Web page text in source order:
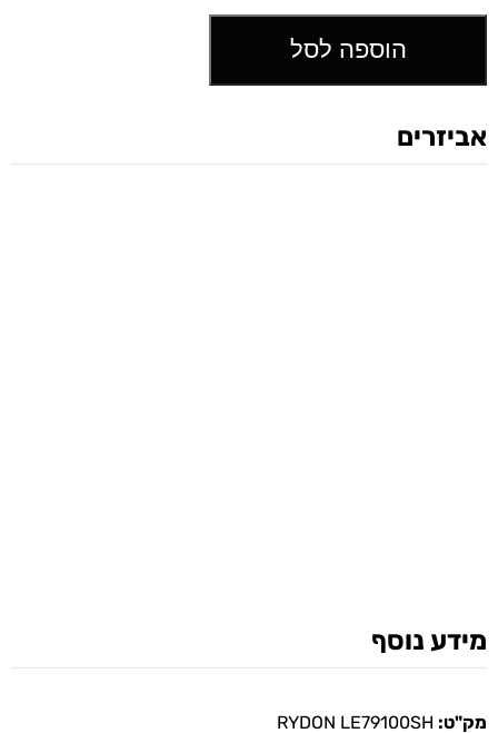
הוספה לסל
אביזרים
מידע נוסף
מק"ט: